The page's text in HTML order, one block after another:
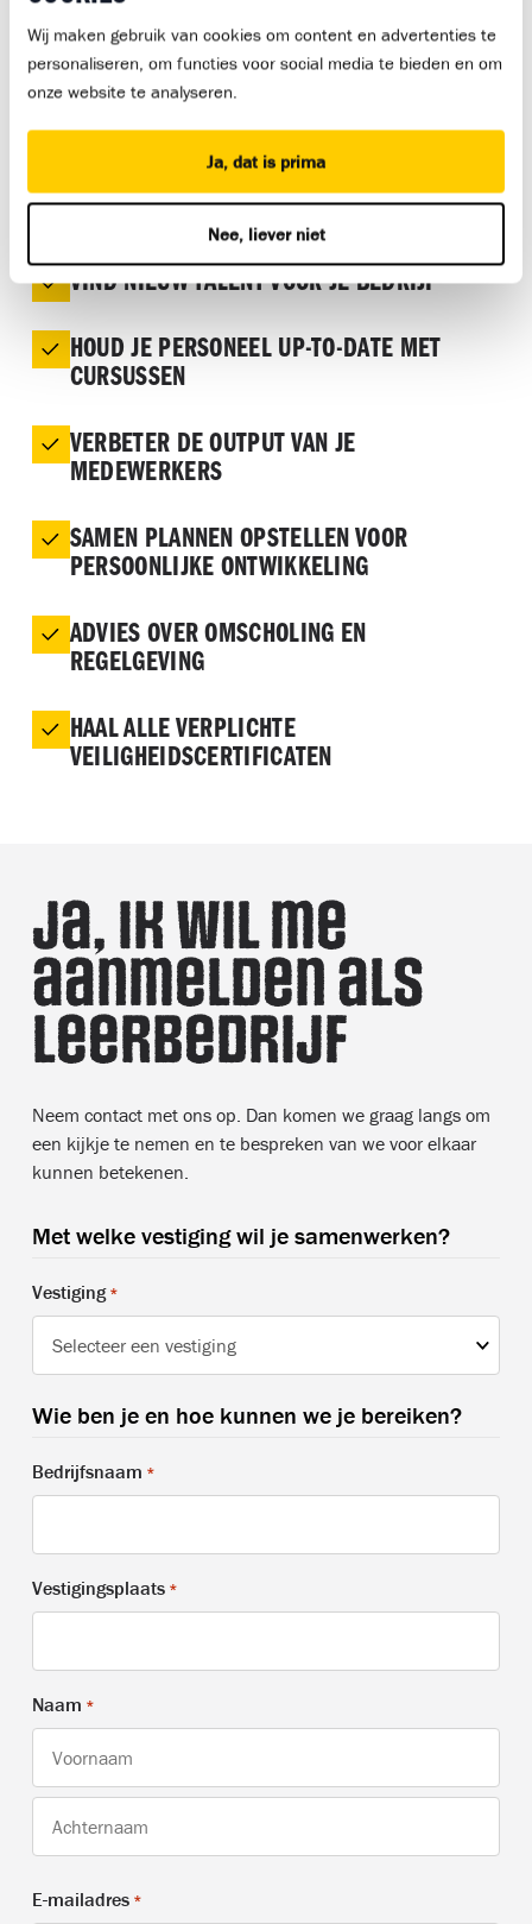
Wij maken gebruik van cookies om content en advertenties te
personaliseren, om functies voor social media te bieden en om
onze website te analyseren.
Ja, dat is prima
Nee, liever niet
WAAROM SAMENWERKEN MET
VIND NIEUW TALENT VOOR JE BEDRIJF
HOUD JE PERSONEEL UP-TO-DATE MET
CURSUSSEN
VERBETER DE OUTPUT VAN JE
MEDEWERKERS
SAMEN PLANNEN OPSTELLEN VOOR
PERSOONLIJKE ONTWIKKELING
ADVIES OVER OMSCHOLING EN
REGELGEVING
HAAL ALLE VERPLICHTE
VEILIGHEIDSCERTIFICATEN
Ja, ik wil me
aanmelden als
leerbedrijf
Neem contact met ons op. Dan komen we graag langs om
een kijkje te nemen en te bespreken van we voor elkaar
kunnen betekenen.
Met welke vestiging wil je samenwerken?
Vestiging *
Wie ben je en hoe kunnen we je bereiken?
Bedrijfsnaam *
Vestigingsplaats *
Naam *
Voornaam
E-mailadres *